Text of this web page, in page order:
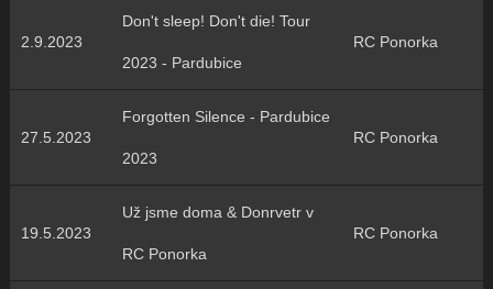
2.9.2023
Don't sleep! Don't die! Tour
2023 - Pardubice
RC Ponorka
27.5.2023
Forgotten Silence - Pardubice
2023
RC Ponorka
19.5.2023
Už jsme doma & Donrvetr v
RC Ponorka
RC Ponorka